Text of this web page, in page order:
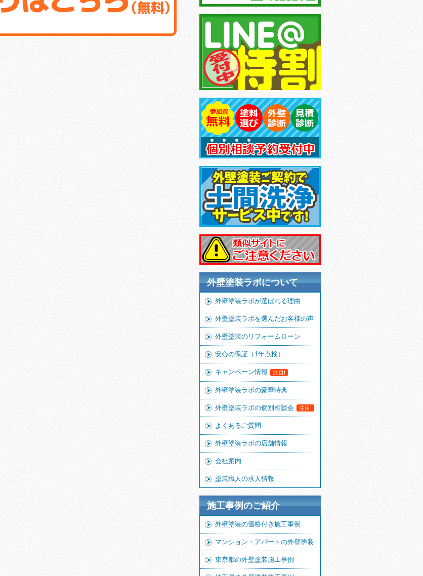
外壁塗装ラボについて
外壁塗装ラボが選ばれる理由
外壁塗装ラボを選んだお客様の声
外壁塗装のリフォームローン
安心の保証（1年点検）
キャンペーン情報 注目!
外壁塗装ラボの豪華特典
外壁塗装ラボの個別相談会 注目!
よくあるご質問
外壁塗装ラボの店舗情報
会社案内
塗装職人の求人情報
施工事例のご紹介
外壁塗装の価格付き施工事例
マンション・アパートの外壁塗装
東京都の外壁塗装施工事例